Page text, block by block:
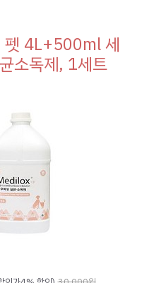
펫 4L+500ml 세
소독제, 1세트